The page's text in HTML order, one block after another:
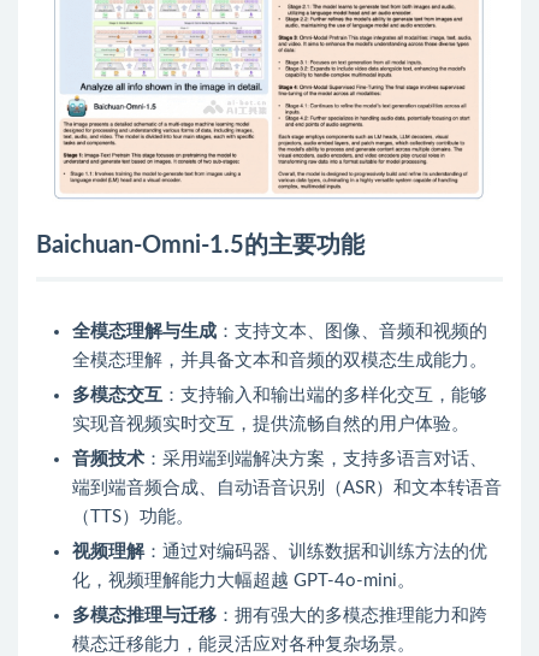
Baichuan-Omni-1.5的主要功能
全模态理解与生成 ：支持文本、图像、音频和视频的
全模态理解，并具备文本和音频的双模态生成能力。
多模态交互 ：支持输入和输出端的多样化交互，能够
实现音视频实时交互，提供流畅自然的用户体验。
音频技术 ：采用端到端解决方案，支持多语言对话、
端到端音频合成、自动语音识别（ASR）和文本转语音
（TTS）功能。
视频理解：通过对编码器、训练数据和训练方法的优
化，视频理解能力大幅超越 GPT-4o-mini。
多模态推理与迁移 ：拥有强大的多模态推理能力和跨
模态迁移能力，能灵活应对各种复杂场景。